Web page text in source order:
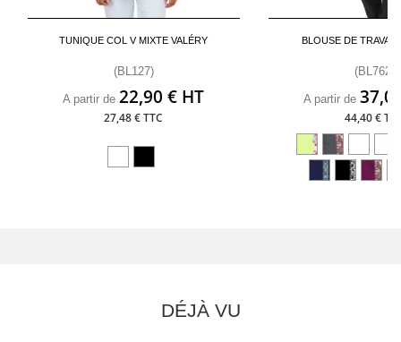
TUNIQUE COL V MIXTE VALÉRY
(BL127)
A partir de22,90 € HT
27,48 € TTC
BLOUSE DE
(BL762)
A partir de
44,40 €
DÉJÀ VU